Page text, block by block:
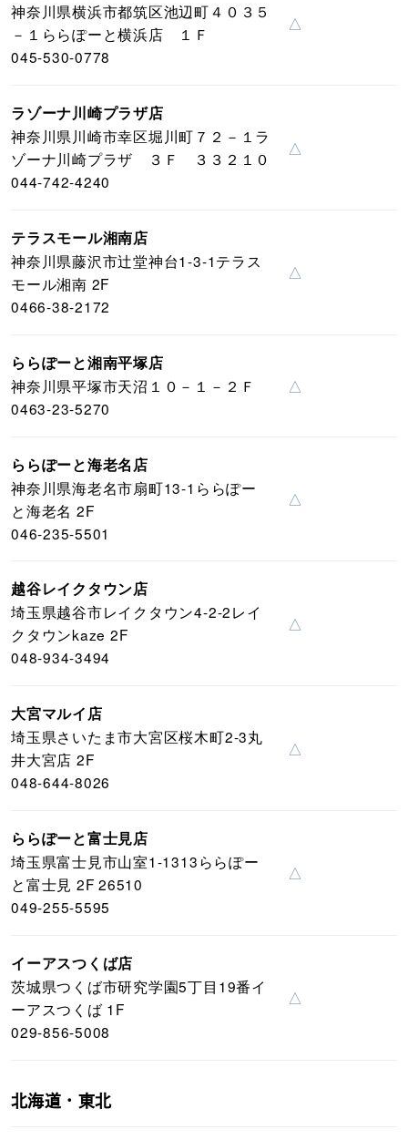
神奈川県横浜市都筑区池辺町４０３５
－１ららぽーと横浜店 １Ｆ
045-530-0778
△
ラゾーナ川崎プラザ店
神奈川県川崎市幸区堀川町７２－１ラ
ゾーナ川崎プラザ ３Ｆ ３３２１０
044-742-4240
△
テラスモール湘南店
神奈川県藤沢市辻堂神台1-3-1テラス
モール湘南 2F
0466-38-2172
△
ららぽーと湘南平塚店
神奈川県平塚市天沼１０－１－２Ｆ
0463-23-5270
△
ららぽーと海老名店
神奈川県海老名市扇町13-1ららぽー
と海老名 2F
046-235-5501
△
越谷レイクタウン店
埼玉県越谷市レイクタウン4-2-2レイ
クタウンkaze 2F
048-934-3494
△
大宮マルイ店
埼玉県さいたま市大宮区桜木町2-3丸
井大宮店 2F
048-644-8026
△
ららぽーと富士見店
埼玉県富士見市山室1-1313ららぽー
と富士見 2F 26510
049-255-5595
△
イーアスつくば店
茨城県つくば市研究学園5丁目19番イ
ーアスつくば 1F
029-856-5008
△
北海道・東北